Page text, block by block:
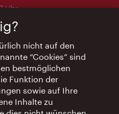
Uhr
die Uhr
nicht auf den
“Cookies” sind
bestmöglichen
Funktion der
sowie auf Ihre
Inhalte zu